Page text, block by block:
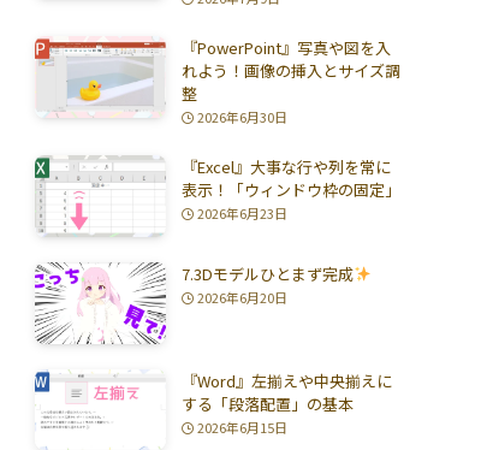
『PowerPoint』写真や図を入
れよう！画像の挿入とサイズ調
整
2026年6月30日
『Excel』大事な行や列を常に
表示！「ウィンドウ枠の固定」
2026年6月23日
7.3Dモデルひとまず完成
2026年6月20日
『Word』左揃えや中央揃えに
する「段落配置」の基本
2026年6月15日